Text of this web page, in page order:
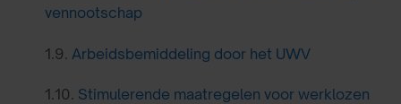
vennootschap
1.9. Arbeidsbemiddeling door het UWV
1.10. Stimulerende maatregelen voor werklozen